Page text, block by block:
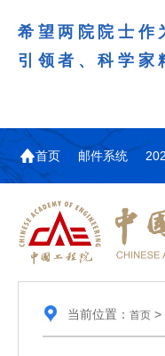
希望两院院士作
引领者、科学家
首页 邮件系统
当前位置： 首页>